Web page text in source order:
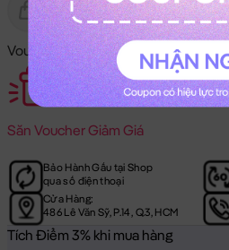
Gửi Tặng Hết Hàng
Voucher Mã Khuyến Mãi:
Săn Voucher Giảm Giá
Bảo Hành Gấu tại Shop
qua số điện thoại
Cửa Hàng:
486 Lê Văn Sỹ, P.14, Q.3, HCM
Tích Điểm 3% khi mua hàng